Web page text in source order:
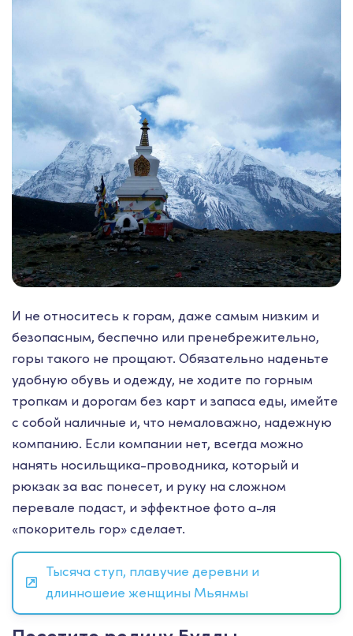
И не относитесь к горам, даже самым низким и
безопасным, беспечно или пренебрежительно,
горы такого не прощают. Обязательно наденьте
удобную обувь и одежду, не ходите по горным
тропкам и дорогам без карт и запаса еды, имейте
с собой наличные и, что немаловажно, надежную
компанию. Если компании нет, всегда можно
нанять носильщика-проводника, который и
рюкзак за вас понесет, и руку на сложном
перевале подаст, и эффектное фото а-ля
«покоритель гор» сделает.
Тысяча ступ, плавучие деревни и
длинношеие женщины Мьянмы